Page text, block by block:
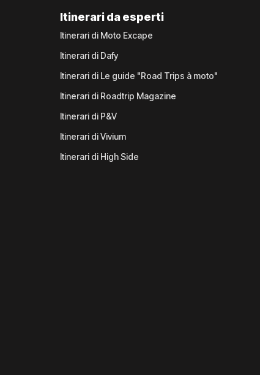
Itinerari da esperti
Itinerari di Moto Excape
Itinerari di Dafy
Itinerari di Le guide "Road Trips à moto"
Itinerari di Roadtrip Magazine
Itinerari di P&V
Itinerari di Vivium
Itinerari di High Side